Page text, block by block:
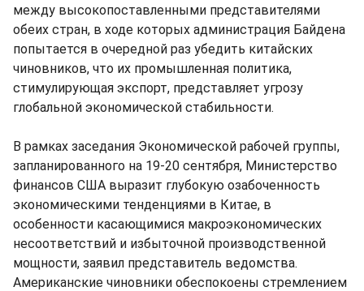
между высокопоставленными представителями
обеих стран, в ходе которых администрация Байдена
попытается в очередной раз убедить китайских
чиновников, что их промышленная политика,
стимулирующая экспорт, представляет угрозу
глобальной экономической стабильности.
В рамках заседания Экономической рабочей группы,
запланированного на 19-20 сентября, Министерство
финансов США выразит глубокую озабоченность
экономическими тенденциями в Китае, в
особенности касающимися макроэкономических
несоответствий и избыточной производственной
мощности, заявил представитель ведомства.
Американские чиновники обеспокоены стремлением